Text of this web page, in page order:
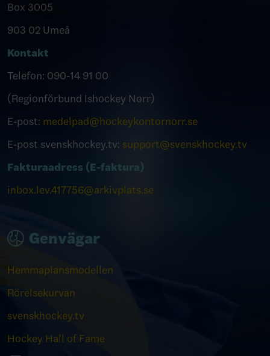
Box 3005
903 02 Umeå
Kontakt
Telefon: 090-14 91 00
(Regionförbund Ishockey Norr)
E-post: medelpad@hockeykontornorr.se
E-post svenskhockey.tv: support@svenskhockey.tv
Fakturaadress (E-faktura)
inbox.lev.417756@arkivplats.se
Genvägar
Hemmaplansmodellen
Rörelsekurvan
svenskhockey.tv
Hockey Hall of Fame